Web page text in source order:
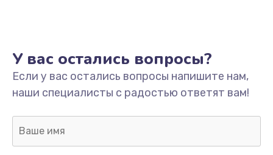
Замена аккумулятора
620 руб.
Заказать
Замена клавиатуры
У вас остались вопросы?
Если у вас остались вопросы напишите нам,
наши специалисты с радостью ответят вам!